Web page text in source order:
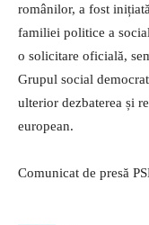
românilor, a fost
familiei politice a
o solicitare oficială,
Grupul social
ulterior dezbaterea și
european.
Comunicat de presă